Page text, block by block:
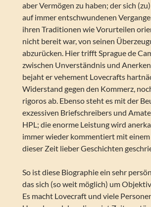
aber Vermögen zu haben; der sich
auf immer entschwundenen
ihren Traditionen wie Vorurteilen
nicht bereit war, von seinen
abzurücken. Hier trifft Sprague de
zwischen Unverständnis und
bejaht er vehement Lovecrafts
Widerstand gegen den Kommerz,
rigoros ab. Ebenso steht es mit der
exzessiven Briefschreibers und
HPL; die enorme Leistung wird
immer wieder kommentiert mit einem
dieser Zeit lieber Geschichten
So ist diese Biographie ein sehr
das sich (so weit möglich) um
Es macht Lovecraft und viele